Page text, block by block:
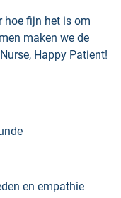
hoe fijn het is om
maken we de
Happy Patient!
en empathie